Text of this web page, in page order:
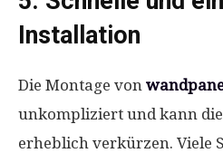
Installation
Die Montage von
unkompliziert und kann
erheblich verkürzen. Viele